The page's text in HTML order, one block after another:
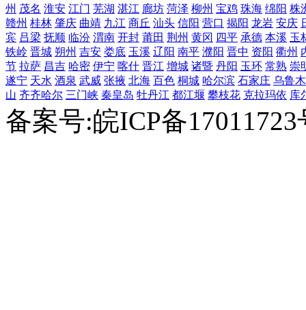
州 茂名 淮安 江门 芜湖 湛江 廊坊 菏泽 柳州 宝鸡 珠海 绵阳 株
赣州 桂林 肇庆 曲靖 九江 商丘 汕头 信阳 营口 揭阳 龙岩 安庆
宾 吕梁 抚顺 临汾 渭南 开封 莆田 荆州 黄冈 四平 承德 本溪 玉
铁岭 晋城 朔州 吉安 娄底 玉溪 辽阳 南平 濮阳 晋中 资阳 衢州
节 拉萨 昌吉 哈密 伊宁 喀什 晋江 增城 诸暨 丹阳 玉环 常熟 崇
遂宁 天水 酒泉 武威 张掖 北海 百色 桐城 哈尔滨 石家庄 乌鲁
山 齐齐哈尔 三门峡 秦皇岛 牡丹江 都江堰 攀枝花 克拉玛依 库
备案号:皖ICP备